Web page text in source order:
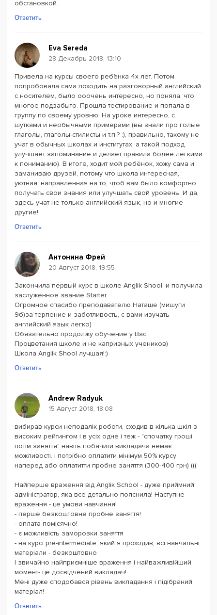
обстановкой.
Ответить
Eva Sereda
28 Декабрь 2018, 13:10
Привела на курсы своего ребёнка 4х лет. Потом
попробовала сама походить на разговорный английский
с носителем, было ооочень интересно, но поняла, что
многое подзабыто. Прошла тестирование и попала в
группу по своему уровню. На уроке интересно, с
шутками и необычными примерами (вы знали про голые
глаголы, глаголы-стилисты и т.п.? :), правильно, такому не
учат в обычных школах и институтах, а такой подход
улучшает запоминание и делает правила более лёгкими
к пониманию). В итоге, ходит мой ребёнок, хожу сама и
заманиваю друзей, потому что школа интересная,
уютная, направленная на то, чтоб вам было комфортно
получать свои знания или улучшать свой уровень. И да,
здесь учат не только английский язык, но и многие
другие!
Ответить
Антонина Фрей
20 Август 2018, 19:55
Закончила первый курс в школе Anglik Shool, и получила
заслуженное звание Starter.
Огромное спасибо преподавателю Наташе (мишуги
9б)за терпение и заботливость, с вами изучать
английский язык легко)
Обязательно продолжу обучение у Вас.
Процветания школе и не капризных учеников)
Школа Anglik Shool лучшая!:)
Ответить
Andrew Radyuk
15 Август 2018, 18:08
вибирав курси неподалік роботи, сходив в кілька шкіл з
високим рейтингом і в усіх одне і теж - "спочатку гроші
потім заняття" навіть побачити викладача немає
можливості. і потрібно оплатити мінімум 50% курсу
наперед або оплатитти пробне заняття (300-400 грн) (((
Найперше враження від Anglik School - дуже приймний
адміністратор, яка все детально пояснила! Наступне
враження - це умови навчання!
- перше безкоштовне пробне заняття!
- оплата помісячно!
- є можливість заморозки заняття
- на курсі pre-intermediate, який я проходив, всі навчальні
матеріали - безкоштовно
І звичайно найприємніше враження і найважливійший
момент- це досвідчений викладач!
Мені дуже сподобався рівень викладання і підібраний
матеріал!
Ответить